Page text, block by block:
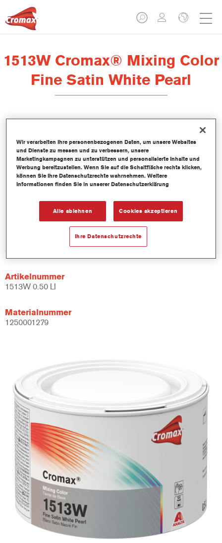
1513W Cromax® Mixing Color
Fine Satin White Pearl
Dieses wasserbasierte Mischlackkonzentrat ist Teil des Cromax
Basislacksystems.
Produktmerkmale
Hervorragende Farbtongenauigkeit.
Einfache Nass-in-Nass-Anwendung.
Kontinuierlich aktualisierte Datenbank mit mehr als 30.000
Uni-, Metallic- und Perleffekt-Farbtonformeln.
0.5LT
Artikelnummer
1513W 0.50 LI
Materialnummer
1250001279
Wir verarbeiten Ihre personenbezogenen Daten, um unsere Websites
und Dienste zu messen und zu verbessern, unsere
Marketingkampagnen zu unterstützen und personalisierte Inhalte und
Werbung bereitzustellen. Wenn Sie auf die Schaltfläche rechts klicken,
können Sie Ihre Datenschutzrechte wahrnehmen. Weitere
Informationen finden Sie in unserer Datenschutzerklärung
Alle ablehnen Cookies akzeptieren
Ihre Datenschutzrechte